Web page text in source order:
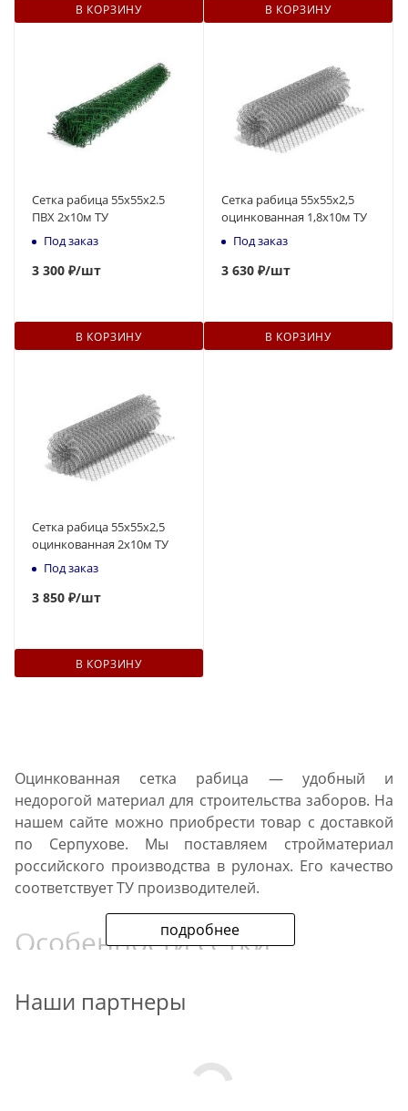
В КОРЗИНУ В КОРЗИНУ
Сетка рабица 55х55х2.5
ПВХ 2х10м ТУ
Под заказ
3 300 ₽/шт
В КОРЗИНУ
Сетка рабица 55х55х2,5
оцинкованная 1,8х10м ТУ
Под заказ
3 630 ₽/шт
В КОРЗИНУ
Сетка рабица 55х55х2,5
оцинкованная 2х10м ТУ
Под заказ
3 850 ₽/шт
В КОРЗИНУ
подробнее
Оцинкованная сетка рабица — удобный и
недорогой материал для строительства заборов. На
нашем сайте можно приобрести товар с доставкой
по Серпухове. Мы поставляем стройматериал
российского производства в рулонах. Его качество
соответствует ТУ производителей.
Особенности сетки
Материал изготавливается из стальной проволоки.
В продаже представлена стальная сетка с цинковым
полотно имеет увеличенный срок службы. Если
купить строительную сетку рабицу с
Наши партнеры